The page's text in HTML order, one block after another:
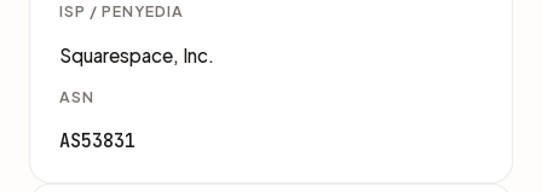
ISP / PENYEDIA
Squarespace, Inc.
ASN
AS53831